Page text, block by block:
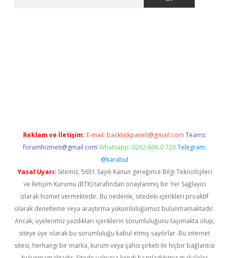
Reklam ve İletişim: E-mail: backlinkpaneli@gmail.com Teams:
forumhizmeti@gmail.com Whatsapp: 0262 606 0 726 Telegram:
@karabul
Yasal Uyarı: Sitemiz, 5651 Sayılı Kanun gereğince Bilgi Teknolojileri
ve İletişim Kurumu (BTK) tarafından onaylanmış bir Yer Sağlayıcı
olarak hizmet vermektedir. Bu nedenle, sitedeki içerikleri proaktif
olarak denetleme veya araştırma yükümlülüğümüz bulunmamaktadır.
Ancak, üyelerimiz yazdıkları içeriklerin sorumluluğunu taşımakta olup,
siteye üye olarak bu sorumluluğu kabul etmiş sayılırlar. Bu internet
sitesi, herhangi bir marka, kurum veya şahıs şirketi ile hiçbir bağlantısı